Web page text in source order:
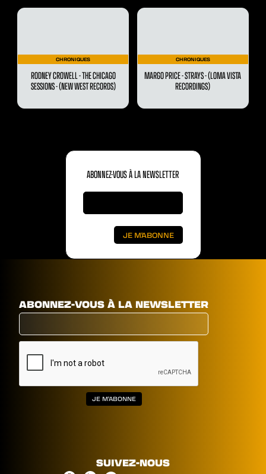
CHRONIQUES
RODNEY CROWELL - THE CHICAGO
SESSIONS - (NEW WEST RECORDS)
CHRONIQUES
MARGO PRICE - STRAYS - (LOMA VISTA
RECORDINGS)
ABONNEZ-VOUS À LA NEWSLETTER
ABONNEZ-VOUS À LA NEWSLETTER
SUIVEZ-NOUS